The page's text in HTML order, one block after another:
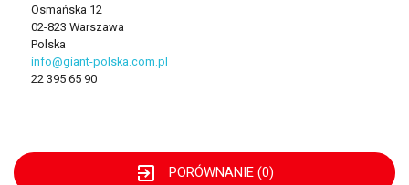
Osmańska 12
02-823 Warszawa
Polska
info@giant-polska.com.pl
22 395 65 90
exit_to_app PORÓWNANIE (0)